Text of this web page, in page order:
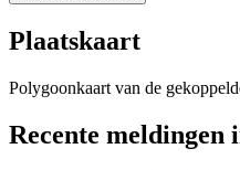
Plaatskaart
Polygoonkaart van de
Recente meldingen